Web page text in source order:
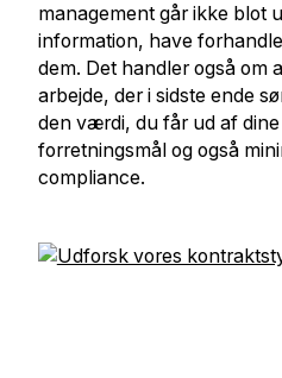
management går ikke blot
information, have
dem. Det handler også om
arbejde, der i sidste ende
den værdi, du får ud af
forretningsmål og også
compliance.